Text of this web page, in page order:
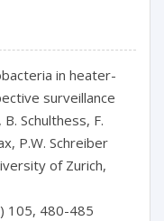
in heater-
surveillance
Schulthess, F.
P.W. Schreiber
of Zurich,
105, 480-485